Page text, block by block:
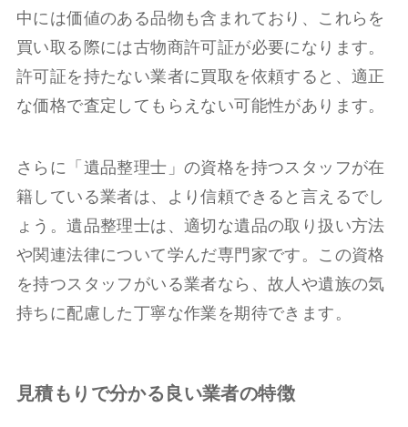
中には価値のある品物も含まれており、これらを
買い取る際には古物商許可証が必要になります。
許可証を持たない業者に買取を依頼すると、適正
な価格で査定してもらえない可能性があります。
さらに「遺品整理士」の資格を持つスタッフが在
籍している業者は、より信頼できると言えるでし
ょう。遺品整理士は、適切な遺品の取り扱い方法
や関連法律について学んだ専門家です。この資格
を持つスタッフがいる業者なら、故人や遺族の気
持ちに配慮した丁寧な作業を期待できます。
見積もりで分かる良い業者の特徴